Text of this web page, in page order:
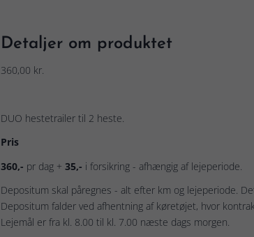
Detaljer om produktet
360,00 kr.
DUO hestetrailer til 2 heste.
Pris
360,- pr dag + 35,- i forsikring - afhængig af lejeperiode.
Depositum skal påregnes - alt efter km og lejeperiode.
Depositum falder ved afhentning af køretøjet, hvor
Lejemål er fra kl. 8.00 til kl. 7.00 næste dags morgen.